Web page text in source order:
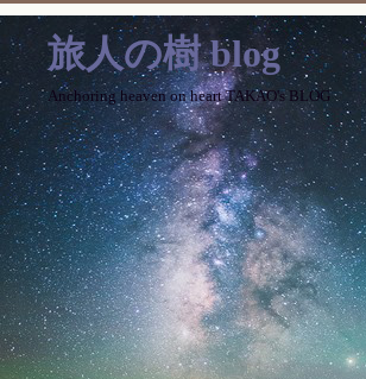
旅人の樹 blog
Anchoring heaven on heart TAKAO's BLOG